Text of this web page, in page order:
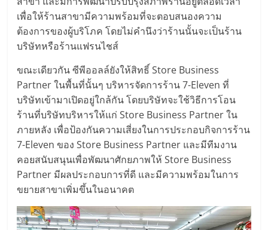
รน
ไชส์
ขาย
หน้า
บ้าน
ลงทุน
เพื่อให้ร้านสาขามีความพร้อมที่จะตอบสนองความ
ต้องการของผู้บริโภค โดยไม่คำนึงว่าร้านนั้นจะเป็นร้าน
บริษัทหรือร้านแฟรนไชส์
ขณะเดียวกัน ซีพีออลล์ยังให้สิทธิ์ Store Business
Partner ในพื้นที่นั้นๆ บริหารจัดการร้าน 7-Eleven ที่
บริษัทเข้ามาเปิดอยู่ใกล้กัน โดยบริษัทจะใช้วิธีการโอน
ร้านที่บริษัทบริหารให้แก่ Store Business Partner ใน
ภายหลัง เพื่อป้องกันความเสี่ยงในการประกอบกิจการร้าน
7-Eleven ของ Store Business Partner และมีทีมงาน
คอยสนับสนุนเพื่อพัฒนาศักยภาพให้ Store Business
Partner มีผลประกอบการที่ดี และมีความพร้อมในการ
ขยายสาขาเพิ่มขึ้นในอนาคต